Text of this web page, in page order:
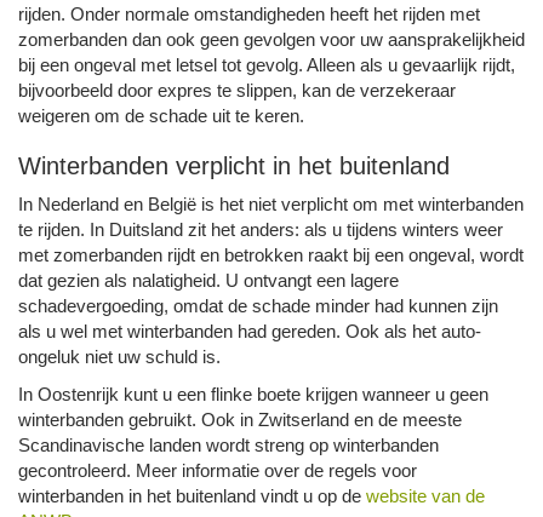
rijden. Onder normale omstandigheden heeft het rijden met
zomerbanden dan ook geen gevolgen voor uw aansprakelijkheid
bij een ongeval met letsel tot gevolg. Alleen als u gevaarlijk rijdt,
bijvoorbeeld door expres te slippen, kan de verzekeraar
weigeren om de schade uit te keren.
Winterbanden verplicht in het buitenland
In Nederland en België is het niet verplicht om met winterbanden
te rijden. In Duitsland zit het anders: als u tijdens winters weer
met zomerbanden rijdt en betrokken raakt bij een ongeval, wordt
dat gezien als nalatigheid. U ontvangt een lagere
schadevergoeding, omdat de schade minder had kunnen zijn
als u wel met winterbanden had gereden. Ook als het auto-
ongeluk niet uw schuld is.
In Oostenrijk kunt u een flinke boete krijgen wanneer u geen
winterbanden gebruikt. Ook in Zwitserland en de meeste
Scandinavische landen wordt streng op winterbanden
gecontroleerd. Meer informatie over de regels voor
winterbanden in het buitenland vindt u op de website van de